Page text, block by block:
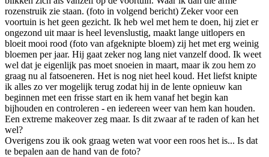
rozenstruik zie staan. (foto in volgend bericht) Zeker voor een
voortuin is het geen gezicht. Ik heb wel met hem te doen, hij ziet er
ongezond uit maar is heel levenslustig, maakt lange uitlopers en
bloeit mooi rood (foto van afgeknipte bloem) zij het met erg weinig
bloemen per jaar. Hij gaat zeker nog lang niet vanzelf dood. Ik weet
wel dat je eigenlijk pas moet snoeien in maart, maar ik zou hem zo
graag nu al fatsoeneren. Het is nog niet heel koud. Het liefst knipte
ik alles zo ver mogelijk terug zodat hij in de lente opnieuw kan
beginnen met een frisse start en ik hem vanaf het begin kan
bijhouden en controleren - en iedereen weer van hem kan houden.
Een extreme makeover zeg maar. Is dit zwaar af te raden of kan het
wel?
Overigens zou ik ook graag weten wat voor een roos het is... Is dat
te bepalen aan de hand van de foto?